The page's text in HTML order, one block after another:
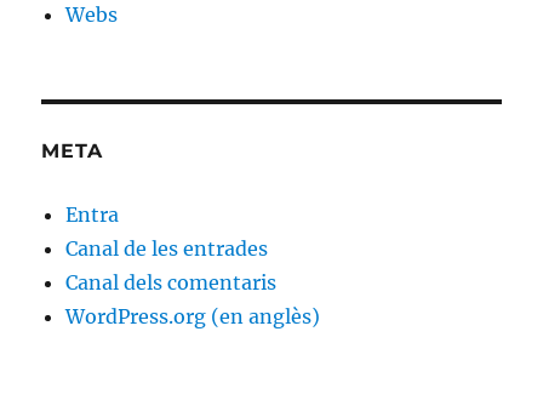
Webs
META
Entra
Canal de les entrades
Canal dels comentaris
WordPress.org (en anglès)